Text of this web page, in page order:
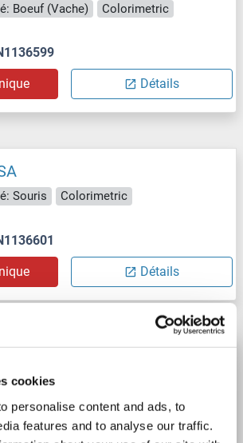
cookies
personalise content and ads, to
features and to analyse our traffic.
Boeuf (Vache) Colorimetric
Détails
Souris Colorimetric
Détails
Humain